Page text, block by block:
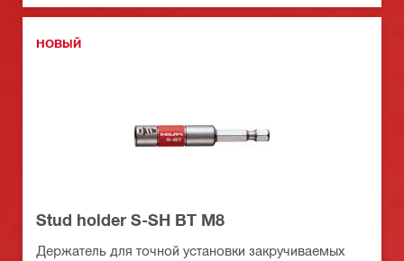
НОВЫЙ
Stud holder S-SH BT M8
Держатель для точной установки закручиваемых